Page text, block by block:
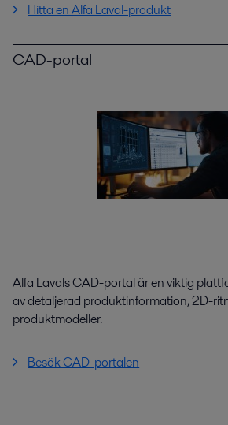
Hitta en Alfa Laval-produkt
CAD-portal
Alfa Lavals CAD-portal är en viktig
av detaljerad produktinformation, 2D-
produktmodeller.
Besök CAD-portalen